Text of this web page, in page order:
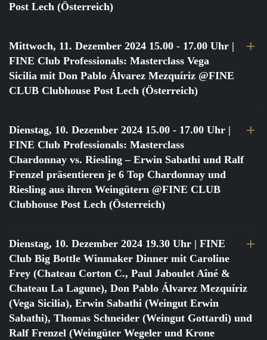
Post Lech (Österreich)
Mittwoch, 11. Dezember 2024 15.00 - 17.00 Uhr |
FINE Club Professionals: Masterclass Vega
Sicilia mit Don Pablo Álvarez Mezquíriz @FINE
CLUB Clubhouse Post Lech (Österreich)
Dienstag, 10. Dezember 2024 15.00 - 17.00 Uhr |
FINE Club Professionals: Masterclass
Chardonnay vs. Riesling – Erwin Sabathi und Ralf
Frenzel präsentieren je 6 Top Chardonnay und
Riesling aus ihren Weingütern @FINE CLUB
Clubhouse Post Lech (Österreich)
Dienstag, 10. Dezember 2024 19.30 Uhr | FINE
Club Big Bottle Winmaker Dinner mit Caroline
Frey (Chateau Corton C., Paul Jaboulet Aîné &
Chateau La Lagune), Don Pablo Álvarez Mezquíriz
(Vega Sicilia), Erwin Sabathi (Weingut Erwin
Sabathi), Thomas Schneider (Weingut Gottardi) und
Ralf Frenzel (Weingüter Wegeler und Krone